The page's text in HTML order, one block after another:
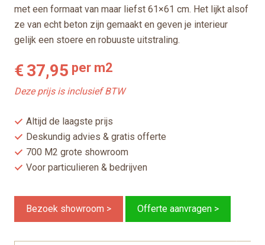
met een formaat van maar liefst 61×61 cm. Het lijkt alsof
ze van echt beton zijn gemaakt en geven je interieur
gelijk een stoere en robuuste uitstraling.
€ 37,95 per m2
Deze prijs is inclusief BTW
Altijd de laagste prijs
Deskundig advies & gratis offerte
700 M2 grote showroom
Voor particulieren & bedrijven
Bezoek showroom > Offerte aanvragen >